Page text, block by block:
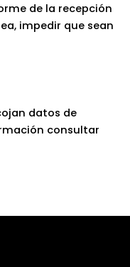
de la recepción
impedir que sean
datos de
consultar